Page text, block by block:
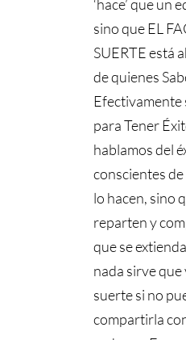
‘hace’ que un
sino que EL
SUERTE está
de quienes
Efectivamente
para Tener
hablamos del
conscientes
lo hacen, sino
reparten y
que se
nada sirve que
suerte si no
compartirla